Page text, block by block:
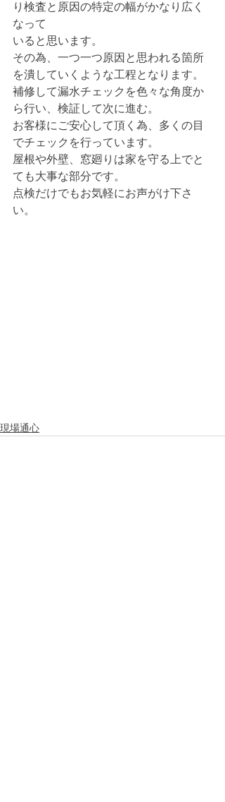
り検査と原因の特定の幅がかなり広く
なって
いると思います。
その為、一つ一つ原因と思われる箇所
を潰していくような工程となります。
補修して漏水チェックを色々な角度か
ら行い、検証して次に進む。
お客様にご安心して頂く為、多くの目
でチェックを行っています。
屋根や外壁、窓廻りは家を守る上でと
ても大事な部分です。
点検だけでもお気軽にお声がけ下さ
い。
現場通心